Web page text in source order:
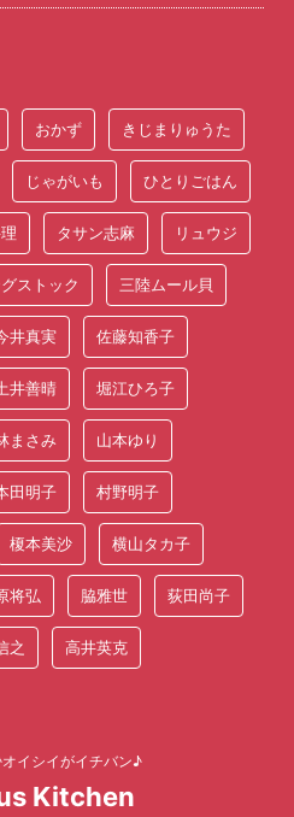
おかず きじまりゅうた
じゃがいも ひとりごはん
タサン志麻 リュウジ
ストック 三陸ムール貝
井真実 佐藤知香子
井善晴 堀江ひろ子
まさみ 山本ゆり
田明子 村野明子
榎本美沙 横山タカ子
将弘 脇雅世 荻田尚子
之 高井英克
イシイがイチバン♪
Kitchen